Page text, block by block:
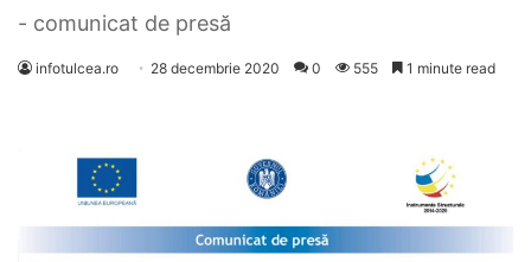
- comunicat de presă
infotulcea.ro 28 decembrie 2020 0 555 1 minute read